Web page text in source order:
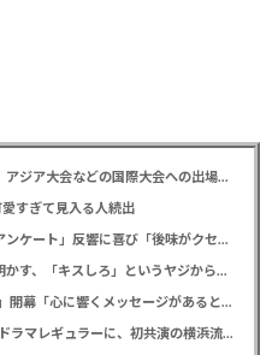
競泳・本多灯 危険運転致傷で起訴、アジア大会などの国際大会への出場を辞退
すぎて見入る人続出
板垣李光人 主演映画「口に関するアンケート」反響に喜び「後味がクセになる、と」
元フジ渡邊渚 フラッシュバックを明かす、「キスしろ」というヤジからパニックに… 「1人の人間の人生に、当たり前の生活を奪った人が全て悪い」
WEST. 濵田崇裕 朗読劇「たもつん」開幕「心に響くメッセージがあると感じています」
小栗旬 「LOST10」で5年ぶり民放ドラマレギュラーに、初共演の横浜流星とバディ役「もう最高です」